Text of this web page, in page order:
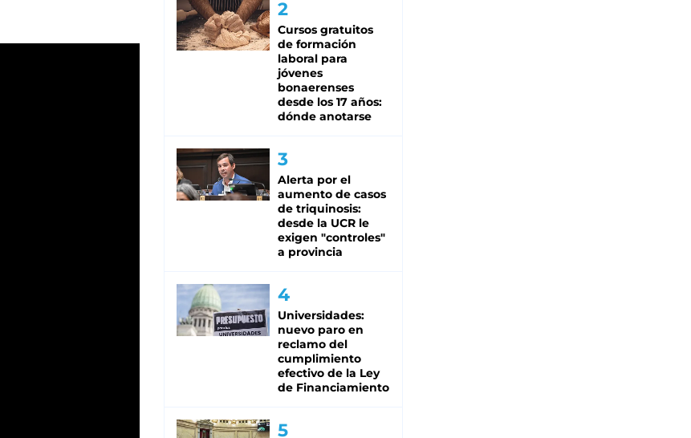
Cursos gratuitos
de formación
laboral para
jóvenes
bonaerenses
desde los 17 años:
dónde anotarse
Alerta por el
aumento de casos
de triquinosis:
desde la UCR le
exigen "controles"
a provincia
Universidades:
nuevo paro en
reclamo del
cumplimiento
efectivo de la Ley
de Financiamiento